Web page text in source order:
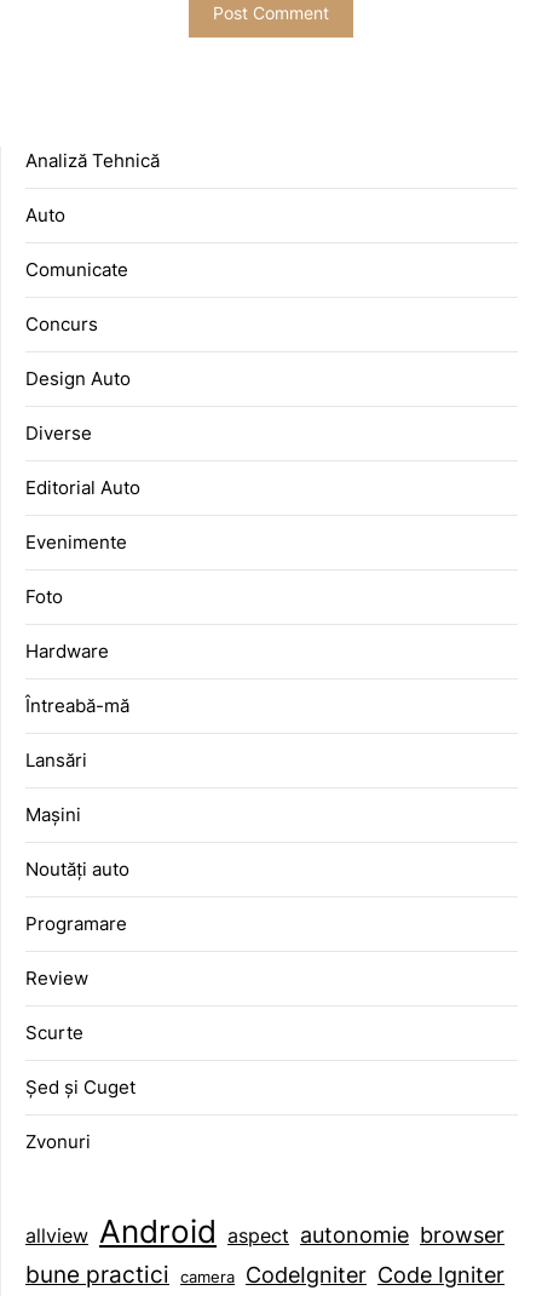
Analiză Tehnică
Auto
Comunicate
Concurs
Design Auto
Diverse
Editorial Auto
Evenimente
Foto
Hardware
Întreabă-mă
Lansări
Mașini
Noutăți auto
Programare
Review
Scurte
Șed și Cuget
Zvonuri
allview Android aspect autonomie browser
bune practici camera CodeIgniter Code Igniter